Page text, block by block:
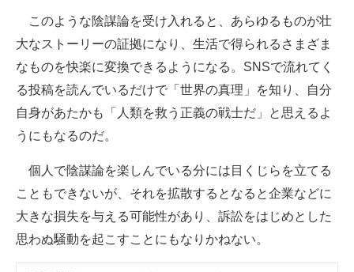
このような陰謀論を受け入れると、あらゆるものが壮
大なストーリーの証拠になり、生活で得られるさまざま
なものを快楽に変換できるようになる。SNSで流れてく
る投稿を読んでいるだけで「世界の真理」を知り、自分
自身があたかも「人類を救う正義の戦士だ」と思えるよ
うにもなるのだ。
個人で陰謀論を楽しんでいる分には目くじらを立てる
こともできないが、それを拡散するとなると企業などに
大きな損失を与える可能性があり、訴訟をはじめとした
思わぬ騒動を起こすことにもなりかねない。